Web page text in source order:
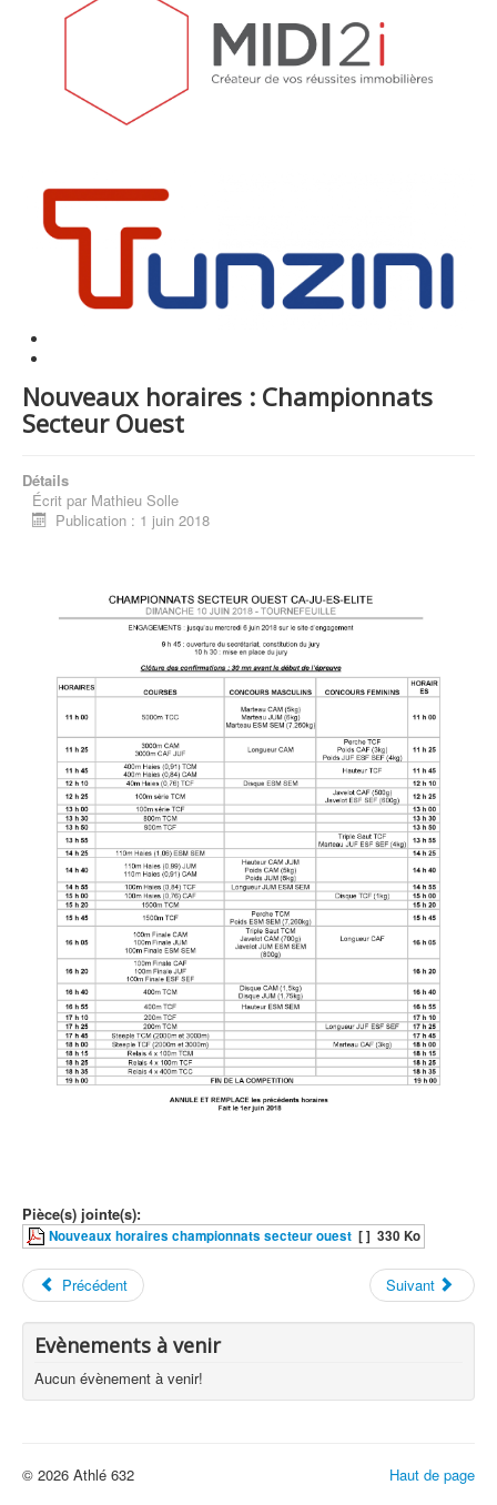
Nouveaux horaires : Championnats
Secteur Ouest
Détails
Écrit par Mathieu Solle
Publication : 1 juin 2018
Pièce(s) jointe(s):
Nouveaux horaires championnats secteur ouest [ ] 330 Ko
Précédent Suivant
Evènements à venir
Aucun évènement à venir!
Haut de page
© 2026 Athlé 632